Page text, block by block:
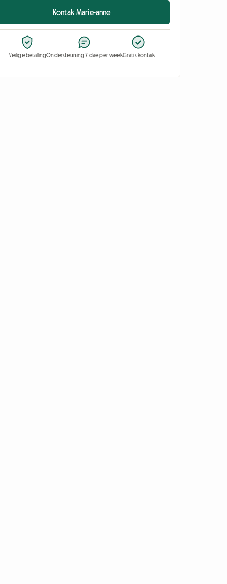
Kontak Marie-anne
Veilige betalingOndersteuning 7 dae per weekGratis kontak